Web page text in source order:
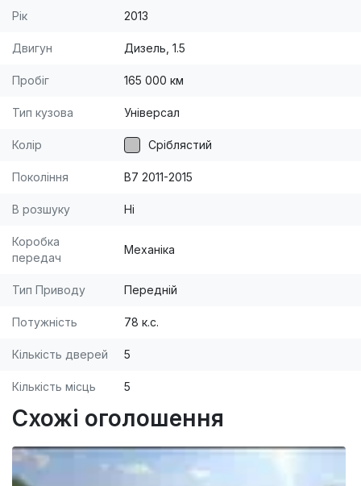
Рік 2013
Двигун Дизель, 1.5
Пробіг 165 000 км
Тип кузова Універсал
Колір Сріблястий
Покоління B7 2011-2015
В розшуку Ні
Коробка
передач
Механіка
Тип Приводу Передній
Потужність 78 к.с.
Кількість дверей 5
Кількість місць 5
Схожі оголошення